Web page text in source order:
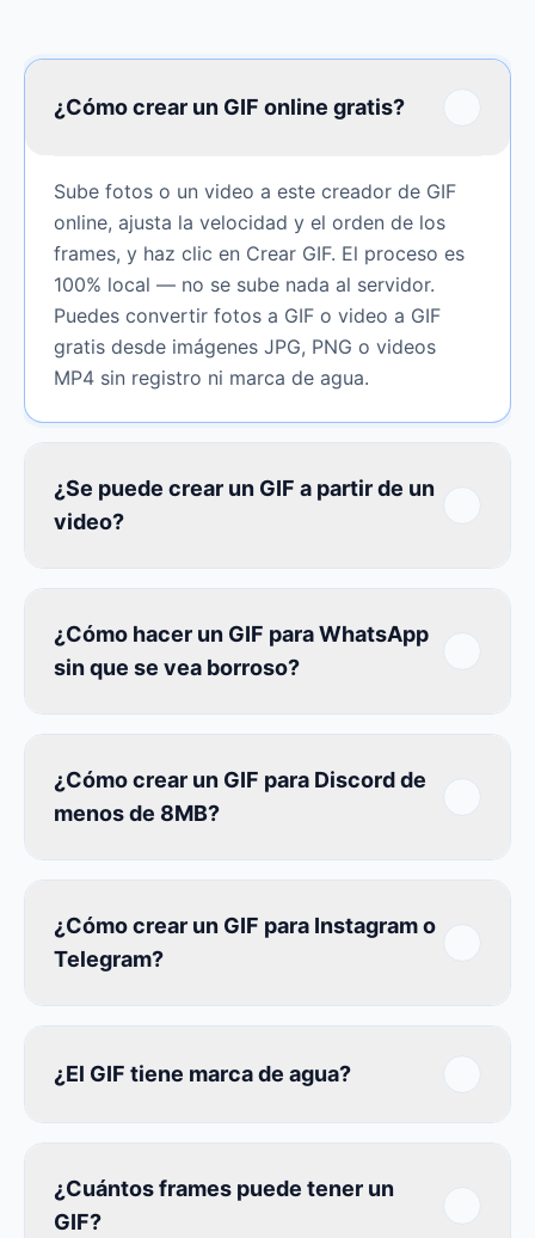
¿Cómo crear un GIF online gratis?
Sube fotos o un video a este creador de GIF
online, ajusta la velocidad y el orden de los
frames, y haz clic en Crear GIF. El proceso es
100% local — no se sube nada al servidor.
Puedes convertir fotos a GIF o video a GIF
gratis desde imágenes JPG, PNG o videos
MP4 sin registro ni marca de agua.
¿Se puede crear un GIF a partir de un
video?
¿Cómo hacer un GIF para WhatsApp
sin que se vea borroso?
¿Cómo crear un GIF para Discord de
menos de 8MB?
¿Cómo crear un GIF para Instagram o
Telegram?
¿El GIF tiene marca de agua?
¿Cuántos frames puede tener un
GIF?